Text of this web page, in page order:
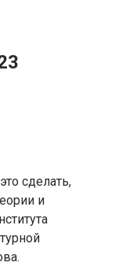
сделать,
и